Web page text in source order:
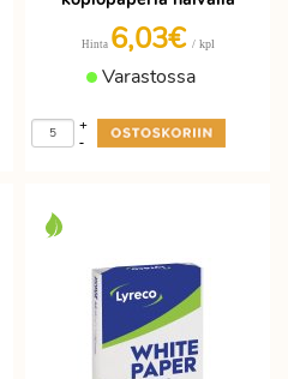
Hinta 6,03€ / kpl
Varastossa
-
+